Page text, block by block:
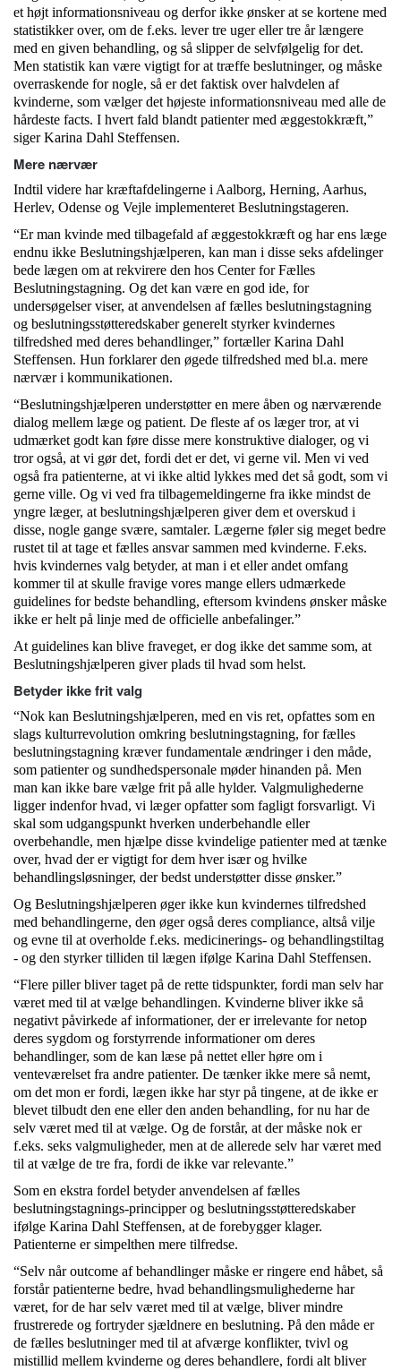
et højt informationsniveau og derfor ikke ønsker at se kortene med
statistikker over, om de f.eks. lever tre uger eller tre år længere
med en given behandling, og så slipper de selvfølgelig for det.
Men statistik kan være vigtigt for at træffe beslutninger, og måske
overraskende for nogle, så er det faktisk over halvdelen af
kvinderne, som vælger det højeste informationsniveau med alle de
hårdeste facts. I hvert fald blandt patienter med æggestokkræft,”
siger Karina Dahl Steffensen.
Mere nærvær
Indtil videre har kræftafdelingerne i Aalborg, Herning, Aarhus,
Herlev, Odense og Vejle implementeret Beslutningstageren.
“Er man kvinde med tilbagefald af æggestokkræft og har ens læge
endnu ikke Beslutningshjælperen, kan man i disse seks afdelinger
bede lægen om at rekvirere den hos Center for Fælles
Beslutningstagning. Og det kan være en god ide, for
undersøgelser viser, at anvendelsen af fælles beslutningstagning
og beslutningsstøtteredskaber generelt styrker kvindernes
tilfredshed med deres behandlinger,” fortæller Karina Dahl
Steffensen. Hun forklarer den øgede tilfredshed med bl.a. mere
nærvær i kommunikationen.
“Beslutningshjælperen understøtter en mere åben og nærværende
dialog mellem læge og patient. De fleste af os læger tror, at vi
udmærket godt kan føre disse mere konstruktive dialoger, og vi
tror også, at vi gør det, fordi det er det, vi gerne vil. Men vi ved
også fra patienterne, at vi ikke altid lykkes med det så godt, som vi
gerne ville. Og vi ved fra tilbagemeldingerne fra ikke mindst de
yngre læger, at beslutningshjælperen giver dem et overskud i
disse, nogle gange svære, samtaler. Lægerne føler sig meget bedre
rustet til at tage et fælles ansvar sammen med kvinderne. F.eks.
hvis kvindernes valg betyder, at man i et eller andet omfang
kommer til at skulle fravige vores mange ellers udmærkede
guidelines for bedste behandling, eftersom kvindens ønsker måske
ikke er helt på linje med de officielle anbefalinger.”
At guidelines kan blive fraveget, er dog ikke det samme som, at
Beslutningshjælperen giver plads til hvad som helst.
Betyder ikke frit valg
“Nok kan Beslutningshjælperen, med en vis ret, opfattes som en
slags kulturrevolution omkring beslutningstagning, for fælles
beslutningstagning kræver fundamentale ændringer i den måde,
som patienter og sundhedspersonale møder hinanden på. Men
man kan ikke bare vælge frit på alle hylder. Valgmulighederne
ligger indenfor hvad, vi læger opfatter som fagligt forsvarligt. Vi
skal som udgangspunkt hverken underbehandle eller
overbehandle, men hjælpe disse kvindelige patienter med at tænke
over, hvad der er vigtigt for dem hver især og hvilke
behandlingsløsninger, der bedst understøtter disse ønsker.”
Og Beslutningshjælperen øger ikke kun kvindernes tilfredshed
med behandlingerne, den øger også deres compliance, altså vilje
og evne til at overholde f.eks. medicinerings- og behandlingstiltag
- og den styrker tilliden til lægen ifølge Karina Dahl Steffensen.
“Flere piller bliver taget på de rette tidspunkter, fordi man selv har
været med til at vælge behandlingen. Kvinderne bliver ikke så
negativt påvirkede af informationer, der er irrelevante for netop
deres sygdom og forstyrrende informationer om deres
behandlinger, som de kan læse på nettet eller høre om i
venteværelset fra andre patienter. De tænker ikke mere så nemt,
om det mon er fordi, lægen ikke har styr på tingene, at de ikke er
blevet tilbudt den ene eller den anden behandling, for nu har de
selv været med til at vælge. Og de forstår, at der måske nok er
f.eks. seks valgmuligheder, men at de allerede selv har været med
til at vælge de tre fra, fordi de ikke var relevante.”
Som en ekstra fordel betyder anvendelsen af fælles
beslutningstagnings-principper og beslutningsstøtteredskaber
ifølge Karina Dahl Steffensen, at de forebygger klager.
Patienterne er simpelthen mere tilfredse.
“Selv når outcome af behandlinger måske er ringere end håbet, så
forstår patienterne bedre, hvad behandlingsmulighederne har
været, for de har selv været med til at vælge, bliver mindre
frustrerede og fortryder sjældnere en beslutning. På den måde er
de fælles beslutninger med til at afværge konflikter, tvivl og
mistillid mellem kvinderne og deres behandlere, fordi alt bliver